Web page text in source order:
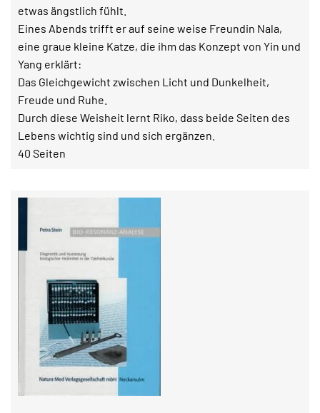
etwas ängstlich fühlt.
Eines Abends trifft er auf seine weise Freundin Nala,
eine graue kleine Katze, die ihm das Konzept von Yin und
Yang erklärt:
Das Gleichgewicht zwischen Licht und Dunkelheit,
Freude und Ruhe.
Durch diese Weisheit lernt Riko, dass beide Seiten des
Lebens wichtig sind und sich ergänzen.
40 Seiten